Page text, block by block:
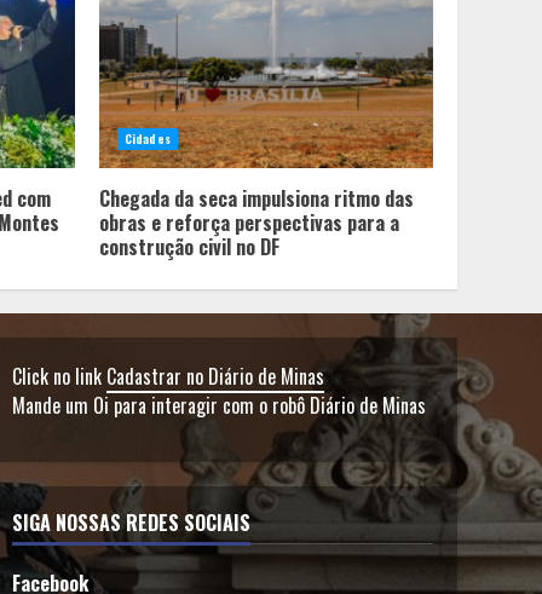
com
Cidades
Chegada da seca impulsiona ritmo das
obras e reforça perspectivas para a
construção civil no DF
Click no link Cadastrar no Diário de Minas
Mande um Oi para interagir com o robô Diário de Minas
SIGA NOSSAS REDES SOCIAIS
Facebook